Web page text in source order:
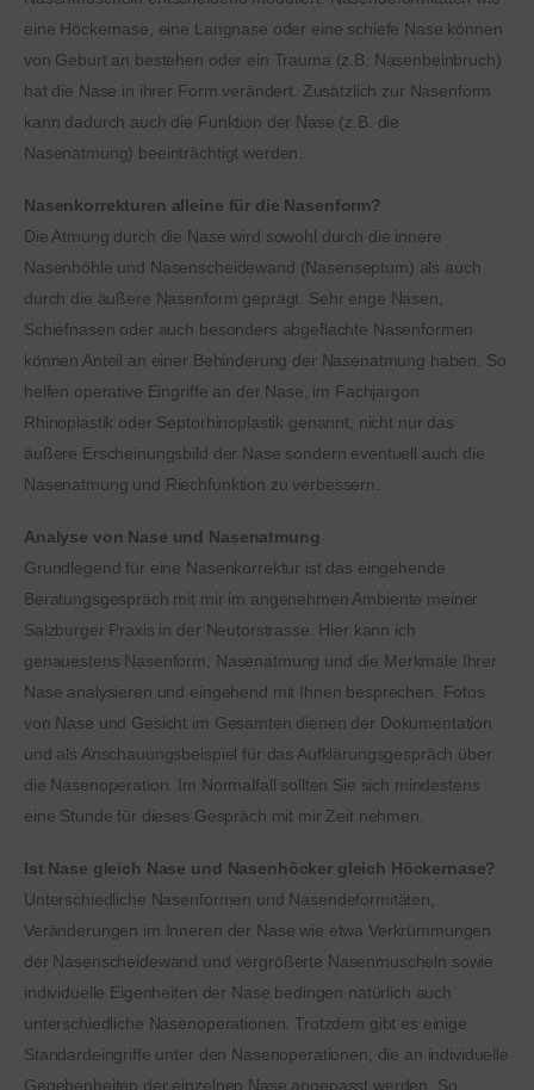
eine Höckernase, eine Langnase oder eine schiefe Nase können
von Geburt an bestehen oder ein Trauma (z.B. Nasenbeinbruch)
hat die Nase in ihrer Form verändert. Zusätzlich zur Nasenform
kann dadurch auch die Funktion der Nase (z.B. die
Nasenatmung) beeinträchtigt werden.
Nasenkorrekturen alleine für die Nasenform?
Die Atmung durch die Nase wird sowohl durch die innere
Nasenhöhle und Nasenscheidewand (Nasenseptum) als auch
durch die äußere Nasenform geprägt. Sehr enge Nasen,
Schiefnasen oder auch besonders abgeflachte Nasenformen
können Anteil an einer Behinderung der Nasenatmung haben. So
helfen operative Eingriffe an der Nase, im Fachjargon
Rhinoplastik oder Septorhinoplastik genannt, nicht nur das
äußere Erscheinungsbild der Nase sondern eventuell auch die
Nasenatmung und Riechfunktion zu verbessern.
Analyse von Nase und Nasenatmung
Grundlegend für eine Nasenkorrektur ist das eingehende
Beratungsgespräch mit mir im angenehmen Ambiente meiner
Salzburger Praxis in der Neutorstrasse. Hier kann ich
genauestens Nasenform, Nasenatmung und die Merkmale Ihrer
Nase analysieren und eingehend mit Ihnen besprechen. Fotos
von Nase und Gesicht im Gesamten dienen der Dokumentation
und als Anschauungsbeispiel für das Aufklärungsgespräch über
die Nasenoperation. Im Normalfall sollten Sie sich mindestens
eine Stunde für dieses Gespräch mit mir Zeit nehmen.
Ist Nase gleich Nase und Nasenhöcker gleich Höckernase?
Unterschiedliche Nasenformen und Nasendeformitäten,
Veränderungen im Inneren der Nase wie etwa Verkrümmungen
der Nasenscheidewand und vergrößerte Nasenmuscheln sowie
individuelle Eigenheiten der Nase bedingen natürlich auch
unterschiedliche Nasenoperationen. Trotzdem gibt es einige
Standardeingriffe unter den Nasenoperationen, die an individuelle
Gegebenheiten der einzelnen Nase angepasst werden. So